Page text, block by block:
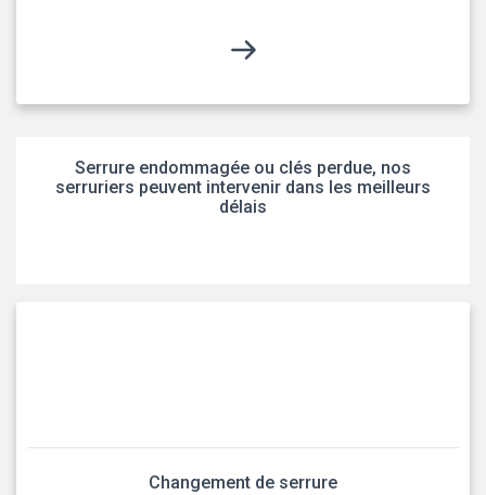
Serrure endommagée ou clés perdue, nos
serruriers peuvent intervenir dans les meilleurs
délais
Changement de serrure